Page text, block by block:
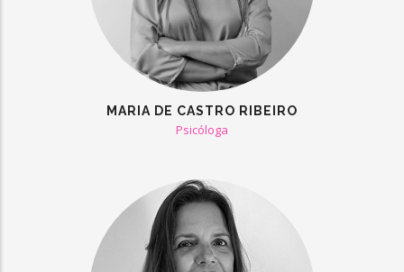
MARIA DE CASTRO RIBEIRO
Psicóloga